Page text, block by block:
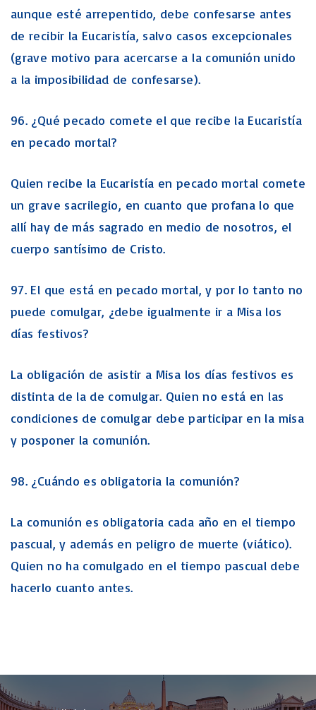
aunque esté arrepentido, debe confesarse antes
de recibir la Eucaristía, salvo casos excepcionales
(grave motivo para acercarse a la comunión unido
a la imposibilidad de confesarse).
96. ¿Qué pecado comete el que recibe la Eucaristía
en pecado mortal?
Quien recibe la Eucaristía en pecado mortal comete
un grave sacrilegio, en cuanto que profana lo que
allí hay de más sagrado en medio de nosotros, el
cuerpo santísimo de Cristo.
97. El que está en pecado mortal, y por lo tanto no
puede comulgar, ¿debe igualmente ir a Misa los
días festivos?
La obligación de asistir a Misa los días festivos es
distinta de la de comulgar. Quien no está en las
condiciones de comulgar debe participar en la misa
y posponer la comunión.
98. ¿Cuándo es obligatoria la comunión?
La comunión es obligatoria cada año en el tiempo
pascual, y además en peligro de muerte (viático).
Quien no ha comulgado en el tiempo pascual debe
hacerlo cuanto antes.